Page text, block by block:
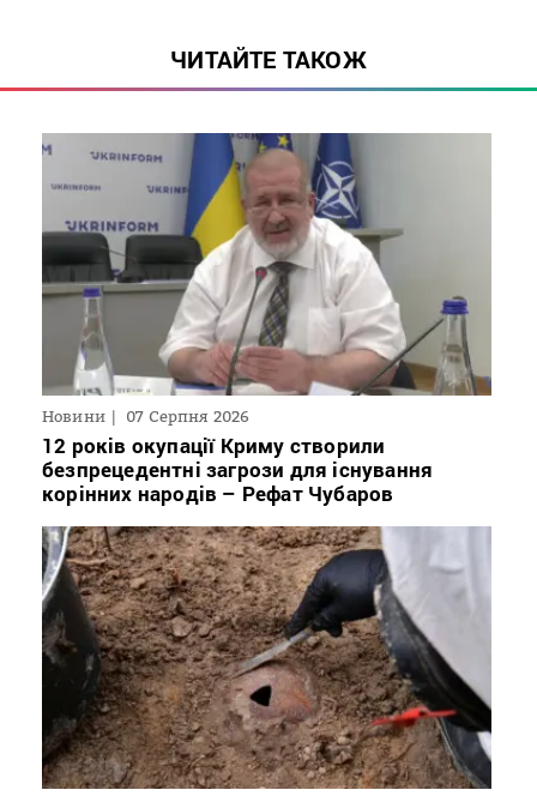
ЧИТАЙТЕ ТАКОЖ
Новини 07 Серпня 2026
12 років окупації Криму створили
безпрецедентні загрози для існування
корінних народів – Рефат Чубаров